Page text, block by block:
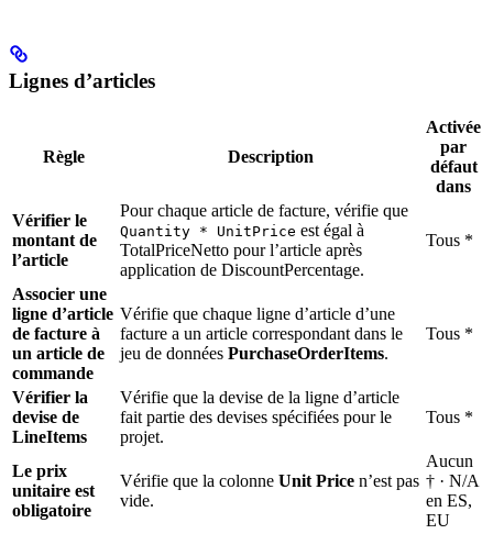
Lignes d’articles
Règle Description
Activée
par
défaut
dans
Vérifier le
montant de
l’article
Pour chaque article de facture, vérifie que
Quantity * UnitPrice est égal à
TotalPriceNetto pour l’article après
application de DiscountPercentage.
Tous *
Associer une
ligne d’article
de facture à
un article de
commande
Vérifie que chaque ligne d’article d’une
facture a un article correspondant dans le
jeu de données PurchaseOrderItems.
Tous *
Vérifier la
devise de
LineItems
Vérifie que la devise de la ligne d’article
fait partie des devises spécifiées pour le
projet.
Tous *
Le prix
unitaire est
obligatoire
Vérifie que la colonne Unit Price n’est pas
vide.
Aucun
† · N/A
en ES,
EU